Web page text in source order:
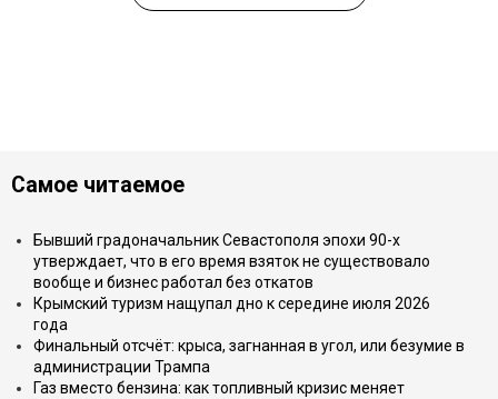
Самое читаемое
Бывший градоначальник Севастополя эпохи 90-х
утверждает, что в его время взяток не существовало
вообще и бизнес работал без откатов
Крымский туризм нащупал дно к середине июля 2026
года
Финальный отсчёт: крыса, загнанная в угол, или безумие в
администрации Трампа
Газ вместо бензина: как топливный кризис меняет